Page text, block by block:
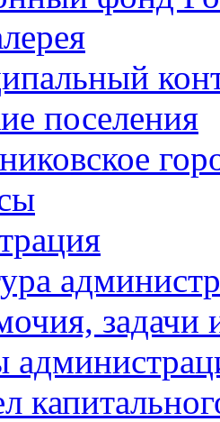
поселения
задачи